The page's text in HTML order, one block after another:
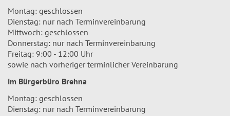
Montag: geschlossen
Dienstag: nur nach Terminvereinbarung
Mittwoch: geschlossen
Donnerstag: nur nach Terminvereinbarung
Freitag: 9:00 - 12:00 Uhr
sowie nach vorheriger terminlicher Vereinbarung
im Bürgerbüro Brehna
Montag: geschlossen
Dienstag: nur nach Terminvereinbarung